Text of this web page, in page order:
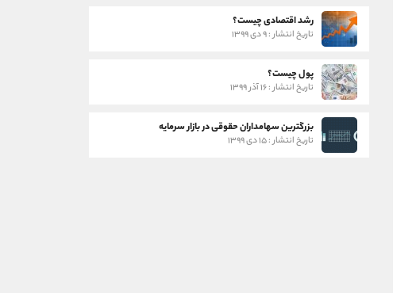
رشد اقتصادی چیست؟
تاریخ انتشار : ۹ دی ۱۳۹۹
پول چیست؟
تاریخ انتشار : ۱۶ آذر ۱۳۹۹
بزرگترین سهامداران حقوقی در بازار سرمایه
تاریخ انتشار : ۱۵ دی ۱۳۹۹